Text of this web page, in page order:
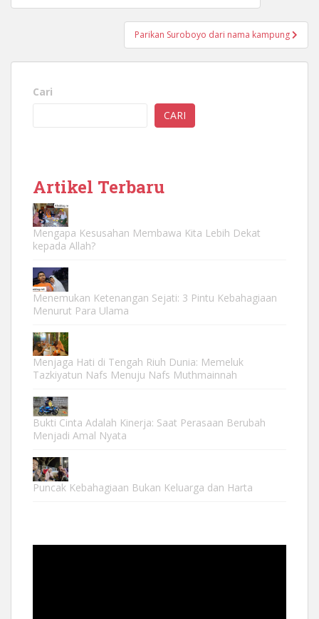
pos
Parikan Suroboyo dari nama kampung
Cari
CARI
Artikel Terbaru
Mengapa Kesusahan Membawa Kita Lebih Dekat
kepada Allah?
Menemukan Ketenangan Sejati: 3 Pintu Kebahagiaan
Menurut Para Ulama
Menjaga Hati di Tengah Riuh Dunia: Memeluk
Tazkiyatun Nafs Menuju Nafs Muthmainnah
Bukti Cinta Adalah Kinerja: Saat Perasaan Berubah
Menjadi Amal Nyata
Puncak Kebahagiaan Bukan Keluarga dan Harta